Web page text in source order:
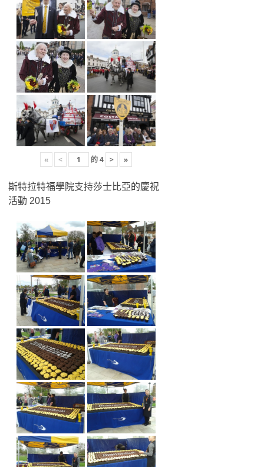
« < 的4 > »
斯特拉特福學院支持莎士比亞的慶祝
活動 2015